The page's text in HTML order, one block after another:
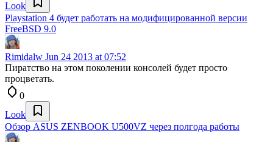
Look
Playstation 4 будет работать на модифицированной версии
FreeBSD 9.0
Rimidalw Jun 24 2013 at 07:52
Пиратство на этом поколении консолей будет просто
процветать.
0
Look
Обзор ASUS ZENBOOK U500VZ через полгода работы